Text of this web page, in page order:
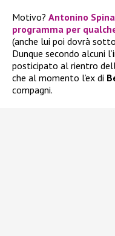
Motivo? Antonino
programma per
(anche lui poi dovrà
Dunque secondo alcuni
posticipato al rientro
che al momento l’ex di
compagni.